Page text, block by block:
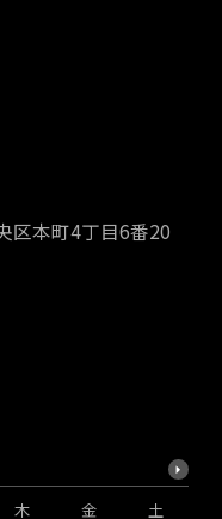
区本町4丁目6番20
木 金 土